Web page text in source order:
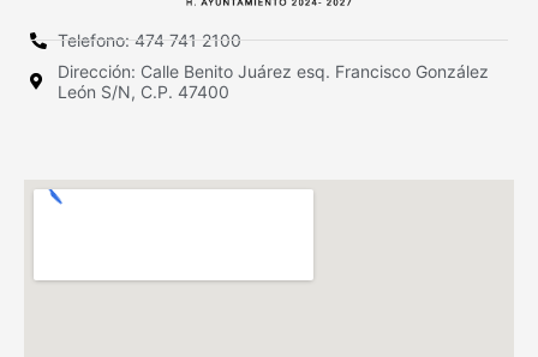
Telefono: 474 741 2100
Dirección: Calle Benito Juárez esq. Francisco González
León S/N, C.P. 47400